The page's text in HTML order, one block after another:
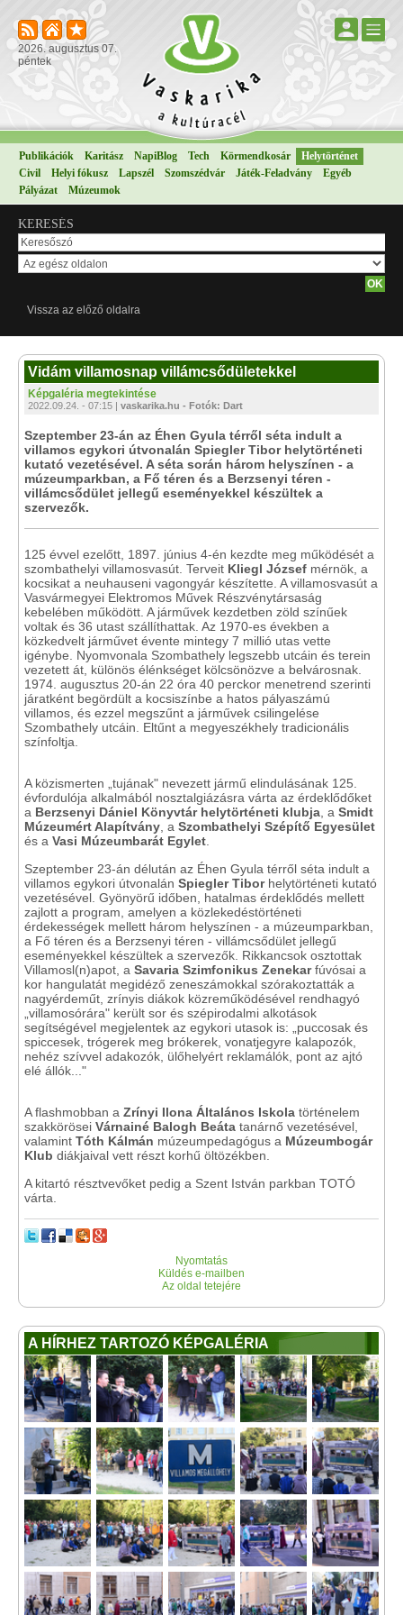
2026. augusztus 07.
péntek
Publikációk Karitász NapiBlog Tech Körmendkosár
Helytörténet
Civil
Helyi fókusz Lapszél Szomszédvár Játék-Feladvány
Egyéb
Pályázat
Múzeumok
KERESÉS
Vissza az előző oldalra
Vidám villamosnap villámcsődületekkel
Képgaléria megtekintése
2022.09.24. - 07:15 | vaskarika.hu - Fotók: Dart
Szeptember 23-án az Éhen Gyula térről séta indult a
villamos egykori útvonalán Spiegler Tibor helytörténeti
kutató vezetésével. A séta során három helyszínen - a
múzeumparkban, a Fő téren és a Berzsenyi téren -
villámcsődület jellegű eseményekkel készültek a
szervezők.
125 évvel ezelőtt, 1897. június 4-én kezdte meg működését a
szombathelyi villamosvasút. Terveit Kliegl József mérnök, a
kocsikat a neuhauseni vagongyár készítette. A villamosvasút a
Vasvármegyei Elektromos Művek Részvénytársaság
kebelében működött. A járművek kezdetben zöld színűek
voltak és 36 utast szállíthattak. Az 1970-es években a
közkedvelt járművet évente mintegy 7 millió utas vette
igénybe. Nyomvonala Szombathely legszebb utcáin és terein
vezetett át, különös élénkséget kölcsönözve a belvárosnak.
1974. augusztus 20-án 22 óra 40 perckor menetrend szerinti
járatként begördült a kocsiszínbe a hatos pályaszámú
villamos, és ezzel megszűnt a járművek csilingelése
Szombathely utcáin. Eltűnt a megyeszékhely tradicionális
színfoltja.
A közismerten „tujának" nevezett jármű elindulásának 125.
évfordulója alkalmából nosztalgiázásra várta az érdeklődőket
a Berzsenyi Dániel Könyvtár helytörténeti klubja , a Smidt
Múzeumért Alapítvány , a Szombathelyi Szépítő Egyesület
és a Vasi Múzeumbarát Egylet
Szeptember 23-án délután az Éhen Gyula térről séta indult a
villamos egykori útvonalán Spiegler Tiborhelytörténeti kutató
vezetésével. Gyönyörű időben, hatalmas érdeklődés mellett
zajlott a program, amelyen a közlekedéstörténeti
érdekességek mellett három helyszínen - a múzeumparkban,
a Fő téren és a Berzsenyi téren - villámcsődület jellegű
eseményekkel készültek a szervezők. Rikkancsok osztottak
Villamosl(n)apot, a Savaria Szimfonikus Zenekarfúvósai a
kor hangulatát megidéző zeneszámokkal szórakoztatták a
nagyérdeműt, zrínyis diákok közreműködésével rendhagyó
„villamosórára" került sor és szépirodalmi alkotások
segítségével megjelentek az egykori utasok is: „puccosak és
spiccesek, trógerek meg brókerek, vonatjegyre kalapozók,
nehéz szívvel adakozók, ülőhelyért reklamálók, pont az ajtó
elé állók..."
A flashmobban a Zrínyi Ilona Általános Iskola történelem
szakkörösei Várnainé Balogh Beáta tanárnő vezetésével,
valamint Tóth Kálmán múzeumpedagógus a Múzeumbogár
Klub diákjaival vett részt korhű öltözékben.
A kitartó résztvevőket pedig a Szent István parkban TOTÓ
várta.
Nyomtatás
Küldés e-mailben
Az oldal tetejére
A HÍRHEZ TARTOZÓ KÉPGALÉRIA